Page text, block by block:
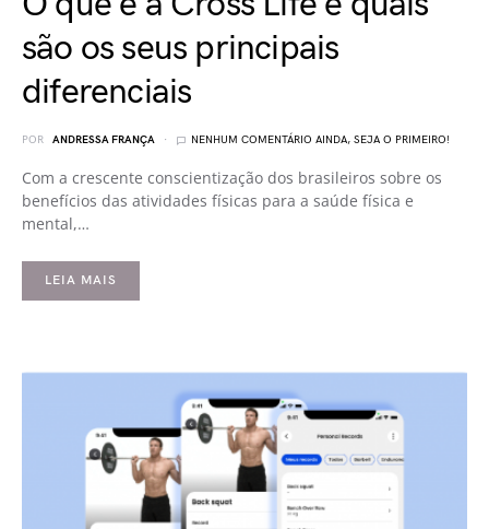
são os seus principais
diferenciais
POR ANDRESSA FRANÇA NENHUM COMENTÁRIO AINDA, SEJA O PRIMEIRO!
Com a crescente conscientização dos brasileiros sobre os
benefícios das atividades físicas para a saúde física e
mental,…
LEIA MAIS